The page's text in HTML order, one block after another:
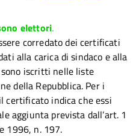
elettori.
corredato dei certificati
alla carica di sindaco e alla
iscritti nelle liste
della Repubblica. Per i
certificato indica che essi
aggiunta prevista dall’art. 1
1996, n. 197.